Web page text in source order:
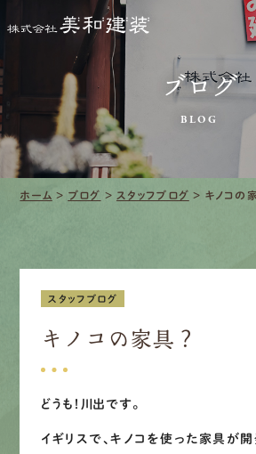
お家をきれいに
会社をきれいに
クリーニング
施工事例
募集要項
ブログ
BLOG
ホーム > ブログ > スタッフブログ > キノコの
スタッフブログ
キノコの家具？
どうも！川出です。
イギリスで、キノコを使った家具が